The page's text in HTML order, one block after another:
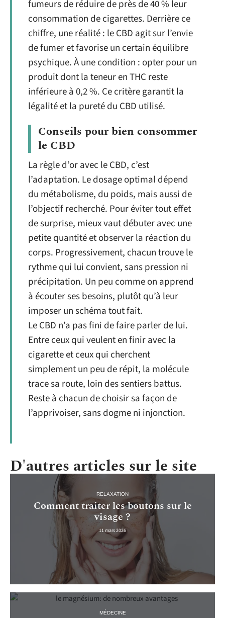
fumeurs de réduire de près de 40 % leur
consommation de cigarettes. Derrière ce
chiffre, une réalité : le CBD agit sur l’envie
de fumer et favorise un certain équilibre
psychique. À une condition : opter pour un
produit dont la teneur en THC reste
inférieure à 0,2 %. Ce critère garantit la
légalité et la pureté du CBD utilisé.
Conseils pour bien consommer
le CBD
La règle d’or avec le CBD, c’est
l’adaptation. Le dosage optimal dépend
du métabolisme, du poids, mais aussi de
l’objectif recherché. Pour éviter tout effet
de surprise, mieux vaut débuter avec une
petite quantité et observer la réaction du
corps. Progressivement, chacun trouve le
rythme qui lui convient, sans pression ni
précipitation. Un peu comme on apprend
à écouter ses besoins, plutôt qu’à leur
imposer un schéma tout fait.
Le CBD n’a pas fini de faire parler de lui.
Entre ceux qui veulent en finir avec la
cigarette et ceux qui cherchent
simplement un peu de répit, la molécule
trace sa route, loin des sentiers battus.
Reste à chacun de choisir sa façon de
l’apprivoiser, sans dogme ni injonction.
D'autres articles sur le site
RELAXATION
Comment traiter les boutons sur le
visage ?
11 mars 2026
MÉDECINE